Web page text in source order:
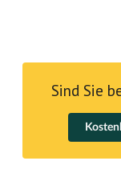
Sind Sie